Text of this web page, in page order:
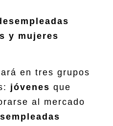
y mujeres
en tres grupos
jóvenes que
al mercado